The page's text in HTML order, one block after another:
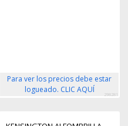
Para ver los precios debe estar
logueado. CLIC AQUÍ
298281